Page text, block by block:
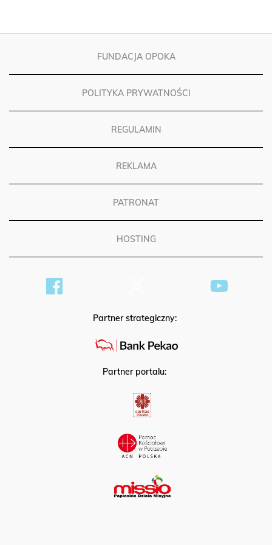
FUNDACJA OPOKA
POLITYKA PRYWATNOŚCI
REGULAMIN
REKLAMA
PATRONAT
HOSTING
Partner strategiczny:
Partner portalu: